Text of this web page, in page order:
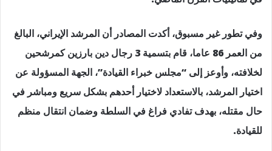
وفي تطور غير مسبوق، أكدت المصادر أن المرشد الإيراني، البالغ
من العمر 86 عاما، قام بتسمية 3 رجال دين بارزين كمرشحين
لخلافته، وأوعز إلى “مجلس خبراء القيادة”، الجهة المسؤولة عن
اختيار المرشد، بالاستعداد لاختيار أحدهم بشكل سريع ومباشر في
حال مقتله، بهدف تفادي فراغ في السلطة وضمان انتقال منظم
للقيادة.